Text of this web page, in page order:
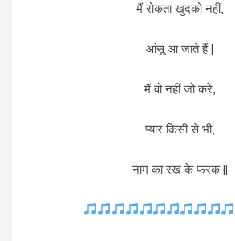
मैं रोकता खुदको नहीं,
आंसू आ जाते हैं |
मैं वो नहीं जो करे,
प्यार किसी से भी,
नाम का रख के फरक ||